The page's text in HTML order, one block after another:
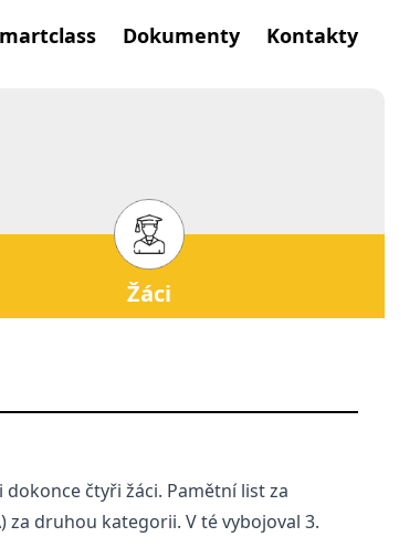
Dokumenty Kontakty
Žáci
čtyři žáci. Pamětní list za
za druhou kategorii. V té vybojoval 3.